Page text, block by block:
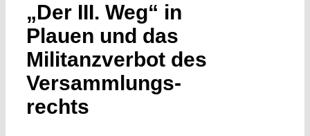
podcast
Verfassungs
editorial
About
„Der III. Weg“ in
Plauen und das
Militanzverbot des
Versammlungs­
rechts